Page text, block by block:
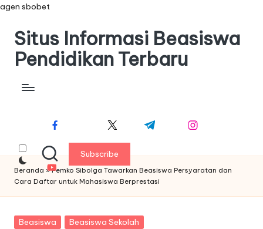
agen sbobet
t
t
Situs Informasi Beasiswa
Pendidikan Terbaru
youtube.co
m
Subscribe
Beranda »Pemko Sibolga Tawarkan Beasiswa Persyaratan dan
Cara Daftar untuk Mahasiswa Berprestasi
PBeasiswa
Beasiswa Sekolah